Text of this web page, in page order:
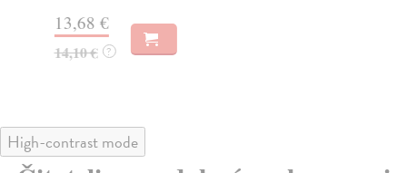
13,68 €
14,10 € ?
High-contrast mode